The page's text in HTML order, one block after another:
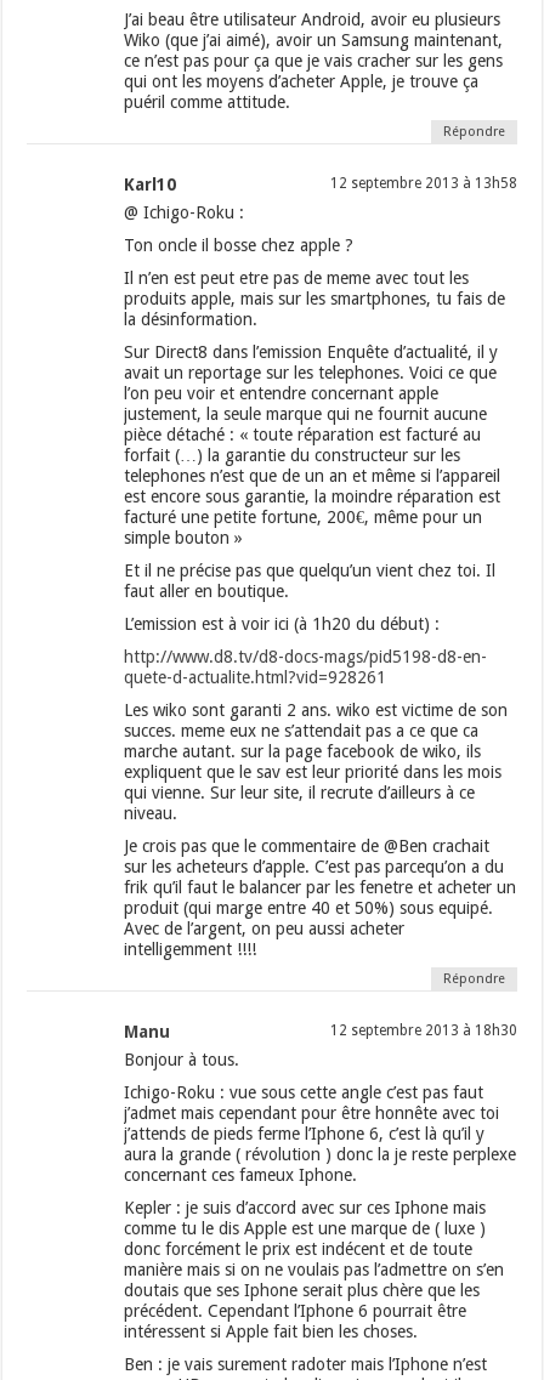
J’ai beau être utilisateur Android, avoir eu plusieurs
Wiko (que j’ai aimé), avoir un Samsung maintenant,
ce n’est pas pour ça que je vais cracher sur les gens
qui ont les moyens d’acheter Apple, je trouve ça
puéril comme attitude.
Répondre
Karl10 12 septembre 2013 à 13h58
@ Ichigo-Roku :
Ton oncle il bosse chez apple ?
Il n’en est peut etre pas de meme avec tout les
produits apple, mais sur les smartphones, tu fais de
la désinformation.
Sur Direct8 dans l’emission Enquête d’actualité, il y
avait un reportage sur les telephones. Voici ce que
l’on peu voir et entendre concernant apple
justement, la seule marque qui ne fournit aucune
pièce détaché : « toute réparation est facturé au
forfait (…) la garantie du constructeur sur les
telephones n’est que de un an et même si l’appareil
est encore sous garantie, la moindre réparation est
facturé une petite fortune, 200€, même pour un
simple bouton »
Et il ne précise pas que quelqu’un vient chez toi. Il
faut aller en boutique.
L’emission est à voir ici (à 1h20 du début) :
http://www.d8.tv/d8-docs-mags/pid5198-d8-en-
quete-d-actualite.html?vid=928261
Les wiko sont garanti 2 ans. wiko est victime de son
succes. meme eux ne s’attendait pas a ce que ca
marche autant. sur la page facebook de wiko, ils
expliquent que le sav est leur priorité dans les mois
qui vienne. Sur leur site, il recrute d’ailleurs à ce
niveau.
Je crois pas que le commentaire de @Ben crachait
sur les acheteurs d’apple. C’est pas parcequ’on a du
frik qu’il faut le balancer par les fenetre et acheter un
produit (qui marge entre 40 et 50%) sous equipé.
Avec de l’argent, on peu aussi acheter
intelligemment !!!!
Répondre
Manu 12 septembre 2013 à 18h30
Bonjour à tous.
Ichigo-Roku : vue sous cette angle c’est pas faut
j’admet mais cependant pour être honnête avec toi
j’attends de pieds ferme l’Iphone 6, c’est là qu’il y
aura la grande ( révolution ) donc la je reste perplexe
concernant ces fameux Iphone.
Kepler : je suis d’accord avec sur ces Iphone mais
comme tu le dis Apple est une marque de ( luxe )
donc forcément le prix est indécent et de toute
manière mais si on ne voulais pas l’admettre on s’en
doutais que ses Iphone serait plus chère que les
précédent. Cependant l’Iphone 6 pourrait être
intéressent si Apple fait bien les choses.
Ben : je vais surement radoter mais l’Iphone n’est